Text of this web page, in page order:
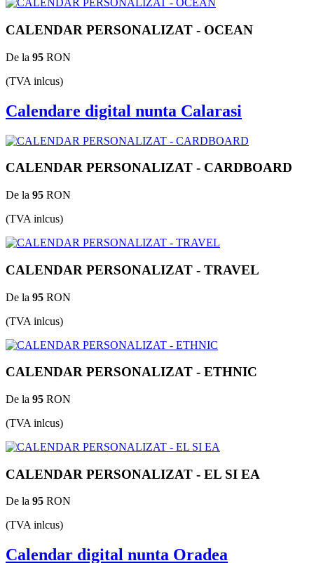
CALENDAR PERSONALIZAT - OCEAN
De la 95 RON
(TVA inlcus)
Calendare digital nunta Calarasi
CALENDAR PERSONALIZAT - CARDBOARD
De la 95 RON
(TVA inlcus)
CALENDAR PERSONALIZAT - TRAVEL
De la 95 RON
(TVA inlcus)
CALENDAR PERSONALIZAT - ETHNIC
De la 95 RON
(TVA inlcus)
CALENDAR PERSONALIZAT - EL SI EA
De la 95 RON
(TVA inlcus)
Calendar digital nunta Oradea